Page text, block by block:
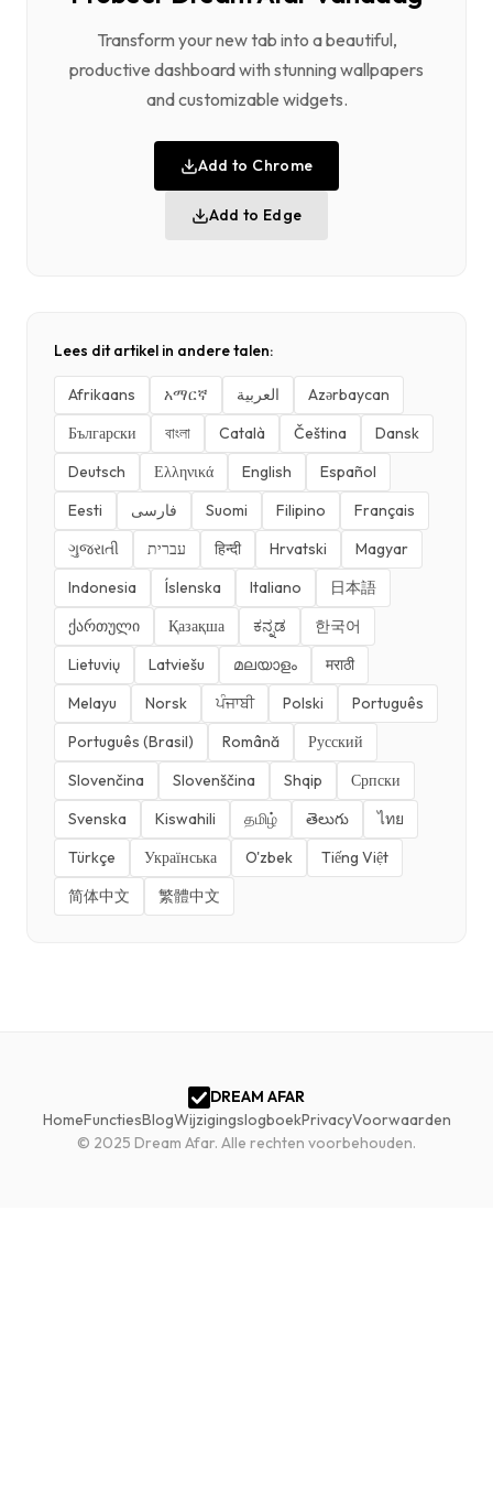
Transform your new tab into a beautiful,
productive dashboard with stunning wallpapers
and customizable widgets.
Add to Chrome
Add to Edge
Lees dit artikel in andere talen:
Afrikaans አማርኛ العربية
Azərbaycan
Български
বাংলা Català Čeština
Dansk
Deutsch
Ελληνικά English
Español
Eesti
فارسی Suomi Filipino
Français
ગુજરાતી
עברית हिन्दी Hrvatski
Magyar
Indonesia
Íslenska Italiano
日本語
ქართული
Қазақша ಕನ್ನಡ
한국어
Lietuvių
Latviešu മലയാളം
मराठी
Melayu
Norsk ਪੰਜਾਬੀ Polski
Português
Português (Brasil)
Română
Русский
Slovenčina
Slovenščina Shqip
Српски
Svenska
Kiswahili தமிழ் తెలుగు
ไทย
Türkçe
Українська O'zbek
Tiếng Việt
简体中文
繁體中文
DREAM AFAR
HomeFunctiesBlogWijzigingslogboekPrivacyVoorwaarden
© 2025 Dream Afar. Alle rechten voorbehouden.